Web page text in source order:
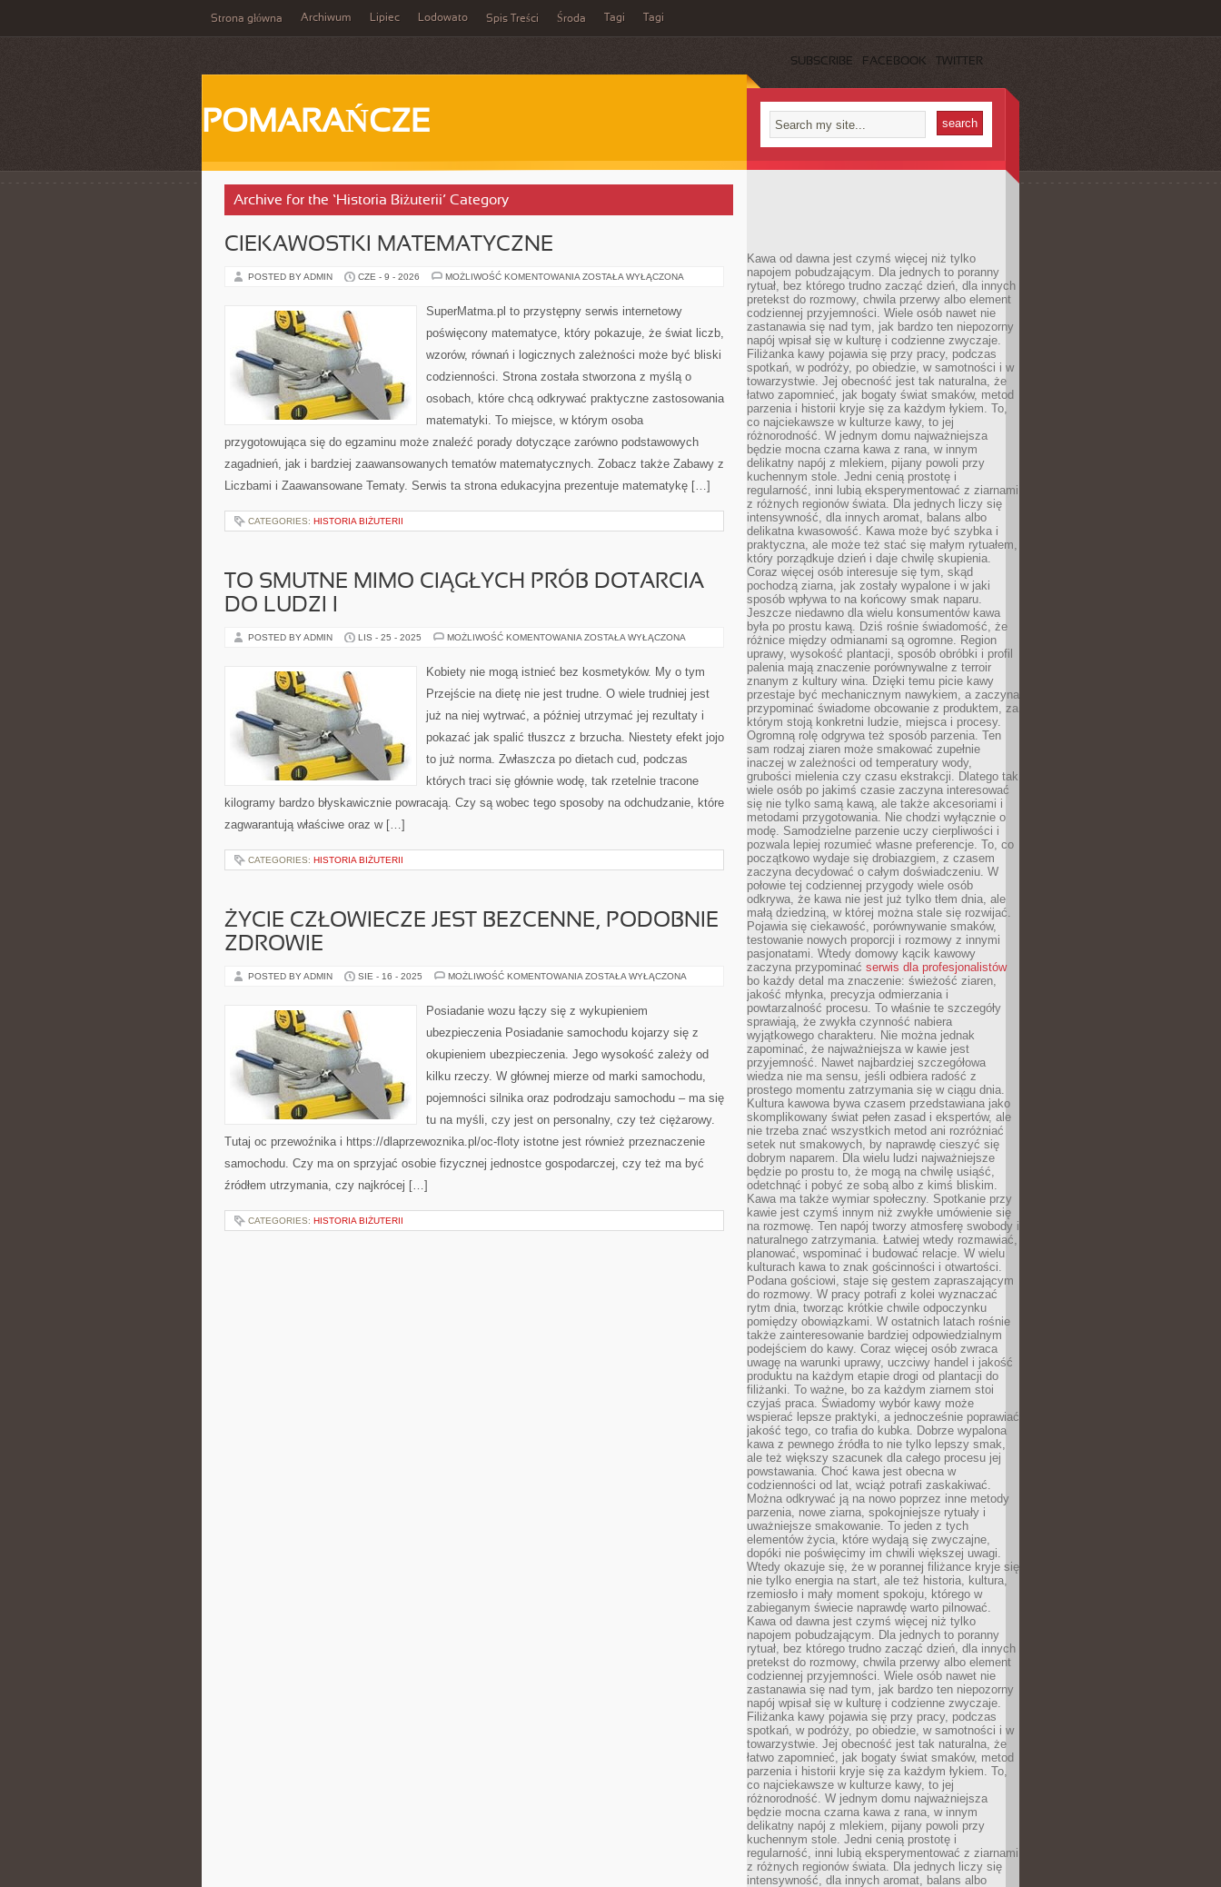
Strona główna Archiwum Lipiec Lodowato Spis Treści Środa Tagi Tagi
SUBSCRIBE FACEBOOK TWITTER
POMARAŃCZE
Archive for the ‘Historia Biżuterii’ Category
CIEKAWOSTKI MATEMATYCZNE
POSTED BY ADMIN CZE - 9 - 2026 MOŻLIWOŚĆ KOMENTOWANIA CIEKAWOSTKI
ZOSTAŁA WYŁĄCZONA
SuperMatma.pl to przystępny serwis internetowy
poświęcony matematyce, który pokazuje, że świat liczb,
wzorów, równań i logicznych zależności może być bliski
codzienności. Strona została stworzona z myślą o
osobach, które chcą odkrywać praktyczne zastosowania
matematyki. To miejsce, w którym osoba
przygotowująca się do egzaminu może znaleźć porady dotyczące zarówno podstawowych
zagadnień, jak i bardziej zaawansowanych tematów matematycznych. Zobacz także Zabawy z
Liczbami i Zaawansowane Tematy. Serwis ta strona edukacyjna prezentuje matematykę […]
CATEGORIES: HISTORIA BIŻUTERII
TO SMUTNE MIMO CIĄGŁYCH PRÓB DOTARCIA
DO LUDZI I
POSTED BY ADMIN LIS - 25 - 2025 MOŻLIWOŚĆ KOMENTOWANIA TO
CIĄGŁYCH
PRÓB
DO
I
ZOSTAŁA WYŁĄCZONA
Kobiety nie mogą istnieć bez kosmetyków. My o tym
Przejście na dietę nie jest trudne. O wiele trudniej jest
już na niej wytrwać, a później utrzymać jej rezultaty i
pokazać jak spalić tłuszcz z brzucha. Niestety efekt jojo
to już norma. Zwłaszcza po dietach cud, podczas
których traci się głównie wodę, tak rzetelnie tracone
kilogramy bardzo błyskawicznie powracają. Czy są wobec tego sposoby na odchudzanie, które
zagwarantują właściwe oraz w […]
CATEGORIES: HISTORIA BIŻUTERII
ŻYCIE CZŁOWIECZE JEST BEZCENNE, PODOBNIE
ZDROWIE
POSTED BY ADMIN SIE - 16 - 2025 MOŻLIWOŚĆ KOMENTOWANIA ŻYCIE
BEZCENNE,
PODOBNIE
ZOSTAŁA WYŁĄCZONA
Posiadanie wozu łączy się z wykupieniem
ubezpieczenia Posiadanie samochodu kojarzy się z
okupieniem ubezpieczenia. Jego wysokość zależy od
kilku rzeczy. W głównej mierze od marki samochodu,
pojemności silnika oraz podrodzaju samochodu – ma się
tu na myśli, czy jest on personalny, czy też ciężarowy.
Tutaj oc przewoźnika i https://dlaprzewoznika.pl/oc-floty istotne jest również przeznaczenie
samochodu. Czy ma on sprzyjać osobie fizycznej jednostce gospodarczej, czy też ma być
źródłem utrzymania, czy najkrócej […]
CATEGORIES: HISTORIA BIŻUTERII
Kawa od dawna jest czymś więcej niż tylko
napojem pobudzającym. Dla jednych to poranny
rytuał, bez którego trudno zacząć dzień, dla innych
pretekst do rozmowy, chwila przerwy albo element
codziennej przyjemności. Wiele osób nawet nie
zastanawia się nad tym, jak bardzo ten niepozorny
napój wpisał się w kulturę i codzienne zwyczaje.
Filiżanka kawy pojawia się przy pracy, podczas
spotkań, w podróży, po obiedzie, w samotności i w
towarzystwie. Jej obecność jest tak naturalna, że
łatwo zapomnieć, jak bogaty świat smaków, metod
parzenia i historii kryje się za każdym łykiem. To,
co najciekawsze w kulturze kawy, to jej
różnorodność. W jednym domu najważniejsza
będzie mocna czarna kawa z rana, w innym
delikatny napój z mlekiem, pijany powoli przy
kuchennym stole. Jedni cenią prostotę i
regularność, inni lubią eksperymentować z ziarnami
z różnych regionów świata. Dla jednych liczy się
intensywność, dla innych aromat, balans albo
delikatna kwasowość. Kawa może być szybka i
praktyczna, ale może też stać się małym rytuałem,
który porządkuje dzień i daje chwilę skupienia.
Coraz więcej osób interesuje się tym, skąd
pochodzą ziarna, jak zostały wypalone i w jaki
sposób wpływa to na końcowy smak naparu.
Jeszcze niedawno dla wielu konsumentów kawa
była po prostu kawą. Dziś rośnie świadomość, że
różnice między odmianami są ogromne. Region
uprawy, wysokość plantacji, sposób obróbki i profil
palenia mają znaczenie porównywalne z terroir
znanym z kultury wina. Dzięki temu picie kawy
przestaje być mechanicznym nawykiem, a zaczyna
przypominać świadome obcowanie z produktem, za
którym stoją konkretni ludzie, miejsca i procesy.
Ogromną rolę odgrywa też sposób parzenia. Ten
sam rodzaj ziaren może smakować zupełnie
inaczej w zależności od temperatury wody,
grubości mielenia czy czasu ekstrakcji. Dlatego tak
wiele osób po jakimś czasie zaczyna interesować
się nie tylko samą kawą, ale także akcesoriami i
metodami przygotowania. Nie chodzi wyłącznie o
modę. Samodzielne parzenie uczy cierpliwości i
pozwala lepiej rozumieć własne preferencje. To, co
początkowo wydaje się drobiazgiem, z czasem
zaczyna decydować o całym doświadczeniu. W
połowie tej codziennej przygody wiele osób
odkrywa, że kawa nie jest już tylko tłem dnia, ale
małą dziedziną, w której można stale się rozwijać.
Pojawia się ciekawość, porównywanie smaków,
testowanie nowych proporcji i rozmowy z innymi
pasjonatami. Wtedy domowy kącik kawowy
zaczyna przypominać serwis dla profesjonalistów
bo każdy detal ma znaczenie: świeżość ziaren,
jakość młynka, precyzja odmierzania i
powtarzalność procesu. To właśnie te szczegóły
sprawiają, że zwykła czynność nabiera
wyjątkowego charakteru. Nie można jednak
zapominać, że najważniejsza w kawie jest
przyjemność. Nawet najbardziej szczegółowa
wiedza nie ma sensu, jeśli odbiera radość z
prostego momentu zatrzymania się w ciągu dnia.
Kultura kawowa bywa czasem przedstawiana jako
skomplikowany świat pełen zasad i ekspertów, ale
nie trzeba znać wszystkich metod ani rozróżniać
setek nut smakowych, by naprawdę cieszyć się
dobrym naparem. Dla wielu ludzi najważniejsze
będzie po prostu to, że mogą na chwilę usiąść,
odetchnąć i pobyć ze sobą albo z kimś bliskim.
Kawa ma także wymiar społeczny. Spotkanie przy
kawie jest czymś innym niż zwykłe umówienie się
na rozmowę. Ten napój tworzy atmosferę swobody i
naturalnego zatrzymania. Łatwiej wtedy rozmawiać,
planować, wspominać i budować relacje. W wielu
kulturach kawa to znak gościnności i otwartości.
Podana gościowi, staje się gestem zapraszającym
do rozmowy. W pracy potrafi z kolei wyznaczać
rytm dnia, tworząc krótkie chwile odpoczynku
pomiędzy obowiązkami. W ostatnich latach rośnie
także zainteresowanie bardziej odpowiedzialnym
podejściem do kawy. Coraz więcej osób zwraca
uwagę na warunki uprawy, uczciwy handel i jakość
produktu na każdym etapie drogi od plantacji do
filiżanki. To ważne, bo za każdym ziarnem stoi
czyjaś praca. Świadomy wybór kawy może
wspierać lepsze praktyki, a jednocześnie poprawiać
jakość tego, co trafia do kubka. Dobrze wypalona
kawa z pewnego źródła to nie tylko lepszy smak,
ale też większy szacunek dla całego procesu jej
powstawania. Choć kawa jest obecna w
codzienności od lat, wciąż potrafi zaskakiwać.
Można odkrywać ją na nowo poprzez inne metody
parzenia, nowe ziarna, spokojniejsze rytuały i
uważniejsze smakowanie. To jeden z tych
elementów życia, które wydają się zwyczajne,
dopóki nie poświęcimy im chwili większej uwagi.
Wtedy okazuje się, że w porannej filiżance kryje się
nie tylko energia na start, ale też historia, kultura,
rzemiosło i mały moment spokoju, którego w
zabieganym świecie naprawdę warto pilnować.
Kawa od dawna jest czymś więcej niż tylko
napojem pobudzającym. Dla jednych to poranny
rytuał, bez którego trudno zacząć dzień, dla innych
pretekst do rozmowy, chwila przerwy albo element
codziennej przyjemności. Wiele osób nawet nie
zastanawia się nad tym, jak bardzo ten niepozorny
napój wpisał się w kulturę i codzienne zwyczaje.
Filiżanka kawy pojawia się przy pracy, podczas
spotkań, w podróży, po obiedzie, w samotności i w
towarzystwie. Jej obecność jest tak naturalna, że
łatwo zapomnieć, jak bogaty świat smaków, metod
parzenia i historii kryje się za każdym łykiem. To,
co najciekawsze w kulturze kawy, to jej
różnorodność. W jednym domu najważniejsza
będzie mocna czarna kawa z rana, w innym
delikatny napój z mlekiem, pijany powoli przy
kuchennym stole. Jedni cenią prostotę i
regularność, inni lubią eksperymentować z ziarnami
z różnych regionów świata. Dla jednych liczy się
intensywność, dla innych aromat, balans albo